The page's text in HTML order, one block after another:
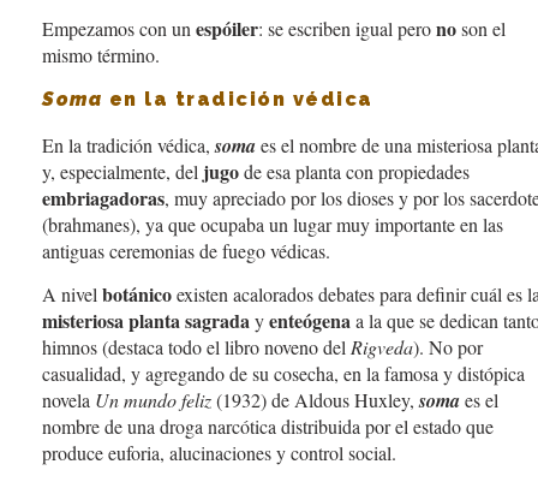
Empezamos con unespóiler: se escriben igual peronoson el
mismo término.
Soma en la tradición védica
En la tradición védica,somaes el nombre de una misteriosa
y, especialmente, del jugode esa planta con propiedades
embriagadoras, muy apreciado por los dioses y por los
(brahmanes), ya que ocupaba un lugar muy importante en las
antiguas ceremonias de fuego védicas.
A nivel botá­nicoexisten acalorados debates para definir cuál es
misteriosa planta sagradayenteógenaa la que se dedican
himnos (destaca todo el libro noveno del Rigveda). No por
casualidad, y agregando de su cosecha, en la famosa y distópica
novela Un mundo feliz(1932) de Aldous Huxley,somaes el
nombre de una droga narcótica distribuida por el estado que
produce euforia, alucinaciones y control social.